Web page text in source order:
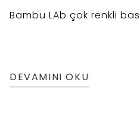
Bambu LAb çok renkli
DEVAMINI OKU